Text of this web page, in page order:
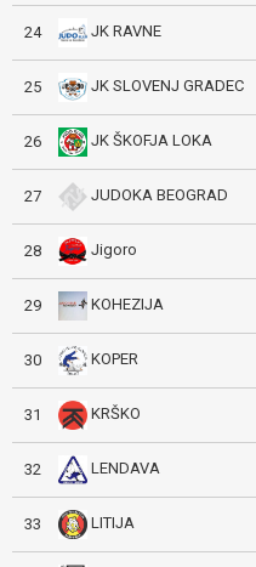
24 JK RAVNE
25 JK SLOVENJ GRADEC
26 JK ŠKOFJA LOKA
27 JUDOKA BEOGRAD
28 Jigoro
29 KOHEZIJA
30 KOPER
31 KRŠKO
32 LENDAVA
33 LITIJA